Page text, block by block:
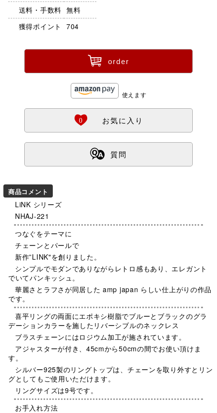
送料・手数料 無料
獲得ポイント
704
ü order
使えます
Ö
0 お気に入り
ß 質問
商品コメント
LiNK シリーズ
NHAJ-221
つなぐをテーマに
チェーンとパールで
新作”LINK"を創りました。
シンプルでモダンでありながらレトロ感もあり、エレガント
でいてパンキッシュ。
華麗さとラフさが同居した amp japan らしい仕上がりの作品
です。
喜平リングの両面にエポキシ樹脂でブルーとブラックのグラ
デーションカラーを施したリバーシブルのネックレス
ブラスチェーンにはロジウム加工が施されています。
アジャスターが付き、45cmから50cmの間でお使い頂けま
す。
シルバー925製のリングトップは、チェーンを取り外すとリン
グとしてもご使用いただけます。
リングサイズは9号です。
お手入れ方法